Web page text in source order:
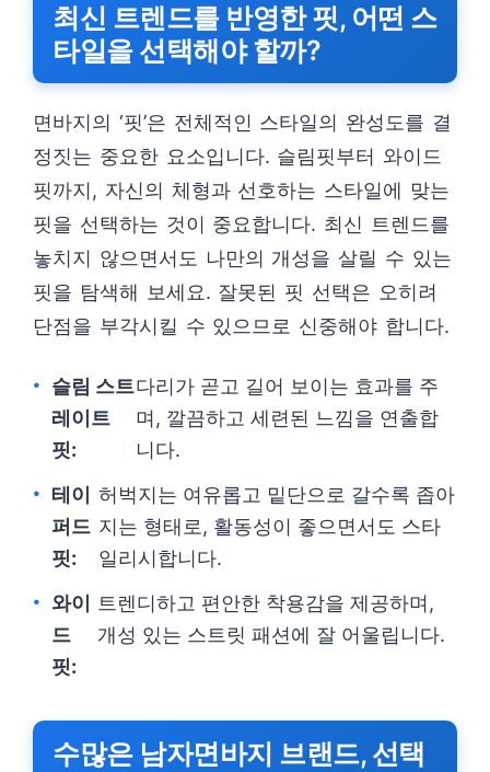
최신 트렌드를 반영한 핏, 어떤 스
타일을 선택해야 할까?
면바지의 ‘핏’은 전체적인 스타일의 완성도를 결
정짓는 중요한 요소입니다. 슬림핏부터 와이드
핏까지, 자신의 체형과 선호하는 스타일에 맞는
핏을 선택하는 것이 중요합니다. 최신 트렌드를
놓치지 않으면서도 나만의 개성을 살릴 수 있는
핏을 탐색해 보세요. 잘못된 핏 선택은 오히려
단점을 부각시킬 수 있으므로 신중해야 합니다.
슬림 스트
레이트
핏:
다리가 곧고 길어 보이는 효과를 주
며, 깔끔하고 세련된 느낌을 연출합
니다.
테이
퍼드
핏:
허벅지는 여유롭고 밑단으로 갈수록 좁아
지는 형태로, 활동성이 좋으면서도 스타
일리시합니다.
와이
드
핏:
트렌디하고 편안한 착용감을 제공하며,
개성 있는 스트릿 패션에 잘 어울립니다.
수많은 남자면바지 브랜드, 선택